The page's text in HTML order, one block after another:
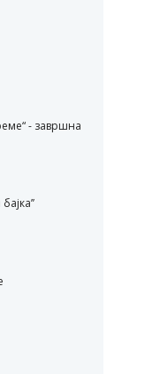
- завршна